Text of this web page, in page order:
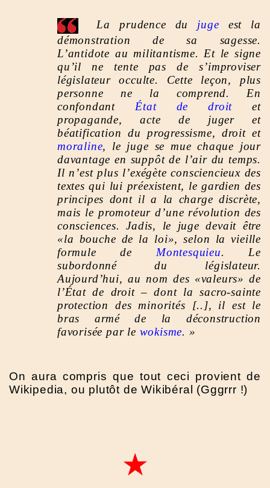
La prudence du juge est la
démonstration de sa sagesse.
L’antidote au militantisme. Et le signe
qu’il ne tente pas de s’improviser
législateur occulte. Cette leçon, plus
personne ne la comprend. En
confondant État de droit et
propagande, acte de juger et
béatification du progressisme, droit et
moraline, le juge se mue chaque jour
davantage en suppôt de l’air du temps.
Il n’est plus l’exégète consciencieux des
textes qui lui préexistent, le gardien des
principes dont il a la charge discrète,
mais le promoteur d’une révolution des
consciences. Jadis, le juge devait être
«la bouche de la loi», selon la vieille
formule de Montesquieu. Le
subordonné du législateur.
Aujourd’hui, au nom des «valeurs» de
l’État de droit – dont la sacro-sainte
protection des minorités [..], il est le
bras armé de la déconstruction
favorisée par le wokisme. »
On aura compris que tout ceci provient de
Wikipedia, ou plutôt de Wikibéral (Gggrrr !)